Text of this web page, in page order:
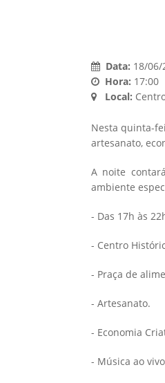
Data: 18/06/
Hora: 17:00
Local:
Nesta quinta-
artesanato,
A noite
ambiente
- Das 17h às
- Centro
- Praça de
- Artesanato.
- Economia
- Música ao